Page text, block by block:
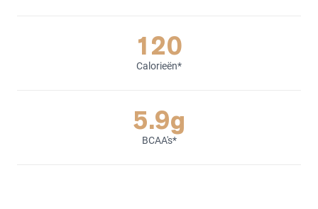
120
Calorieën*
5.9g
BCAA's*